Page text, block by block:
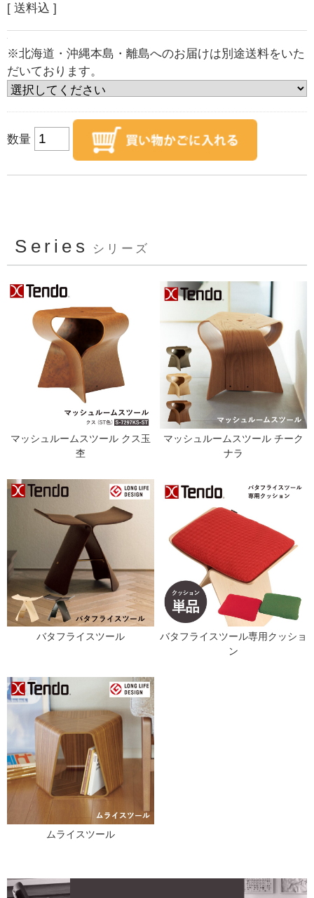
[ 送料込 ]
※北海道・沖縄本島・離島へのお届けは別途送料をいた
だいております。
数量
Series シリーズ
マッシュルームスツール クス玉
杢
マッシュルームスツール チーク
ナラ
バタフライスツール
バタフライスツール専用クッショ
ン
ムライスツール